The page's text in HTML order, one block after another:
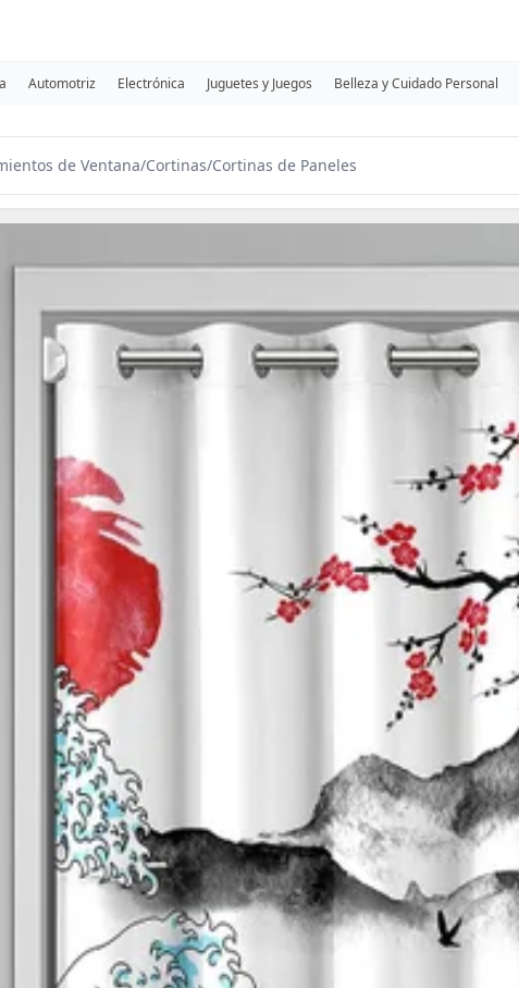
Automotriz Electrónica Juguetes y Juegos Belleza y Cuidado Personal
de Ventana/Cortinas/Cortinas de Paneles